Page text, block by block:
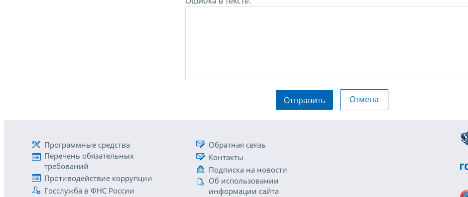
Отправить Отмена
Программные средства
Перечень обязательных
требований
Противодействие коррупции
Госслужба в ФНС России
Обратная связь
Контакты
Подписка на новости
Об использовании
информации сайта